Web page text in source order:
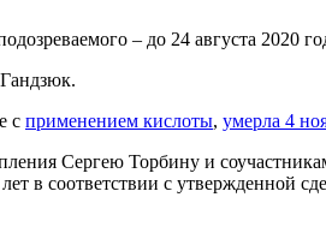
– до 24 августа 2020
с применением кислоты, умерла 4
Сергею Торбину и
в соответствии с утвержденной